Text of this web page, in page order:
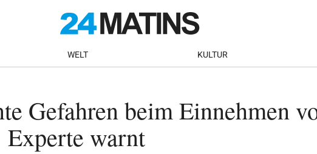
WELT KULTUR
Gefahren beim Einnehmen
Experte warnt